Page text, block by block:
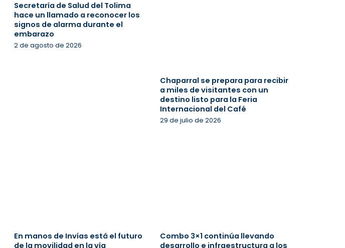
Secretaría de Salud del Tolima
hace un llamado a reconocer los
signos de alarma durante el
embarazo
2 de agosto de 2026
Chaparral se prepara para recibir
a miles de visitantes con un
destino listo para la Feria
Internacional del Café
29 de julio de 2026
En manos de Invías está el futuro
de la movilidad en la vía
Combo 3×1 continúa llevando
desarrollo e infraestructura a los